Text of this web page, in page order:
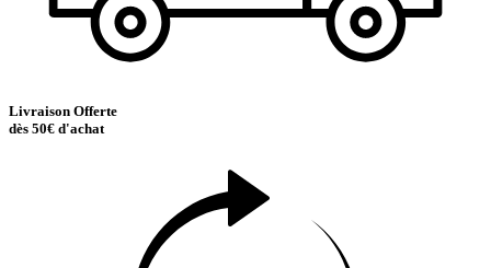
Livraison Offerte
dès 50€ d'achat